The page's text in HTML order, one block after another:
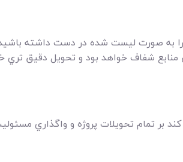
به صورت ليست شده در دست داشته باشيد.
منابع شفاف خواهد بود و تحويل دقيق
تمام تحويلات پروژه و واگذاري